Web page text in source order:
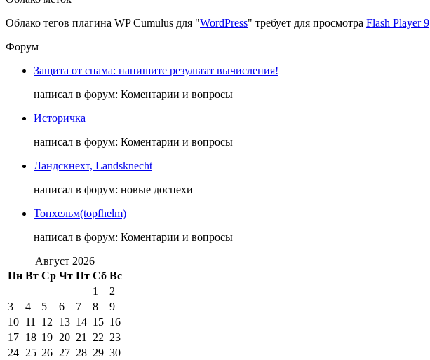
Облако тегов плагина WP Cumulus для "WordPress" требует для просмотра Flash Player 9
Форум
Защита от спама: напишите результат вычисления!
написал в форум: Коментарии и вопросы
Историчка
написал в форум: Коментарии и вопросы
Ландскнехт, Landsknecht
написал в форум: новые доспехи
Топхельм(topfhelm)
написал в форум: Коментарии и вопросы
Август 2026
Пн Вт Ср Чт Пт Сб Вс
1
2
3
4 5 6 7 8
9
10 11 12 13 14 15 16
17 18 19 20 21 22 23
24 25 26 27 28 29 30